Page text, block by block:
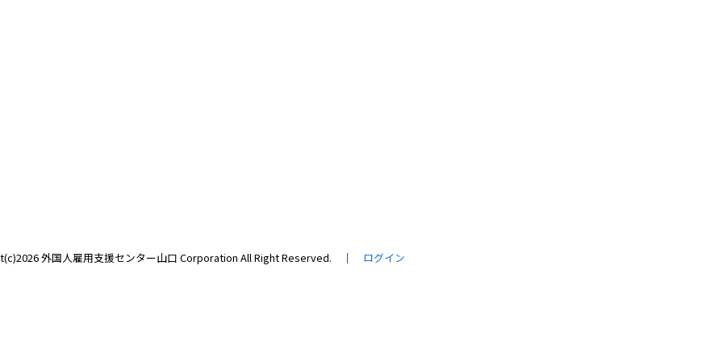
外国人雇用支援センター山口 Corporation All Right Reserved. │ ログイン